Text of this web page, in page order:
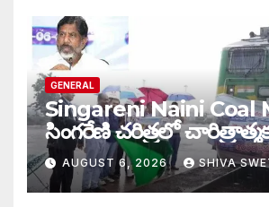
GENERAL
Singareni Naini Coal
సింగరేణి చరిత్రలో
AUGUST 6, 2026 SHIVA